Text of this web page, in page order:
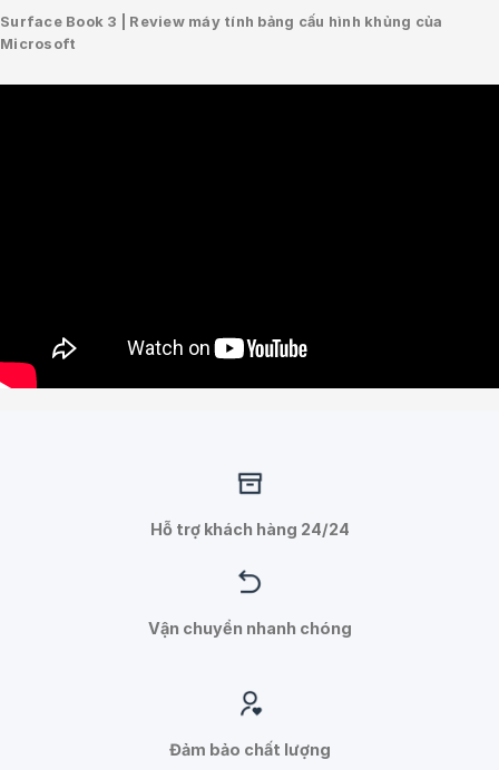
Surface Book 3 | Review máy tính bảng cấu hình khủng của
Microsoft
Hỗ trợ khách hàng 24/24
Vận chuyển nhanh chóng
Đảm bảo chất lượng